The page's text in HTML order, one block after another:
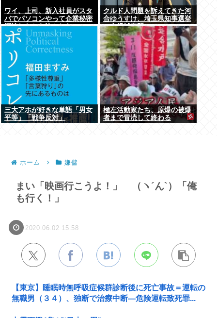
ワイ、上司、新入社員がスタ
バでパソコンやって企業秘密
漏洩したから泣かした
クルド人問題を訴えてきた河
合ゆうすけ、埼玉県知事選挙
に立候補表明www
三大アホが好きな単語「男女
平等」「戦争反対」
極左活動家たち、原爆の被爆
者まで冒涜して終わる
ホーム 嫌儲
まい「映画行こうよ！」 （ヽ´ん`）「俺
も行く！」
2020.06.02 15:58
【東京】睡眠時無呼吸症候群診断後に死亡事故＝運転の
無職男（３４）、独断で治療中断―危険運転致死罪...